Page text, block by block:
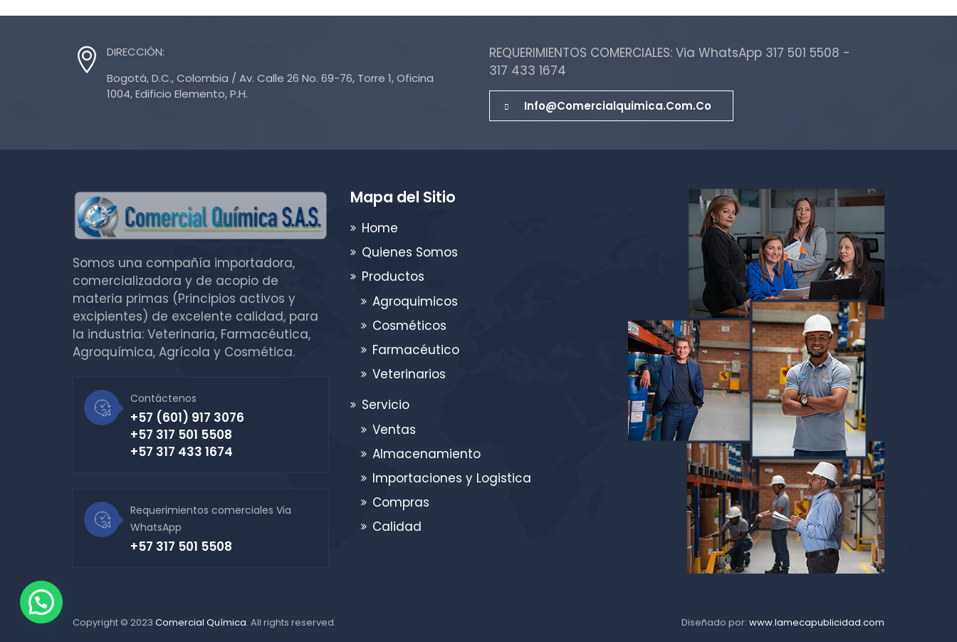
DIRECCIÓN:
Bogotá, D.C., Colombia / Av. Calle 26 No. 69-76, Torre 1, Oficina
1004, Edificio Elemento, P.H.
REQUERIMIENTOS COMERCIALES: Via WhatsApp 317 501 5508 -
317 433 1674
Info@comercialquimica.com.co
Somos una compañía importadora,
comercializadora y de acopio de
materia primas (Principios activos y
excipientes) de excelente calidad, para
la industria: Veterinaria, Farmacéutica,
Agroquímica, Agrícola y Cosmética.
Contáctenos
+57 (601) 917 3076
+57 317 501 5508
+57 317 433 1674
Requerimientos comerciales Via
WhatsApp
+57 317 501 5508
Mapa del Sitio
Home
Quienes Somos
Productos
Agroquimicos
Cosméticos
Farmacéutico
Veterinarios
Servicio
Ventas
Almacenamiento
Importaciones y Logistica
Compras
Calidad
Copyright © 2023 Comercial Química. All rights reserved. Diseñado por: www.lamecapublicidad.com